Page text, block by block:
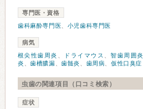
専門医・資格
歯科麻酔専門医、 小児歯科専門医
病気
根尖性歯周炎 、 ドライマウス 、智歯周囲炎
炎 、歯槽膿漏、歯髄炎 、 歯周病、仮性口臭症
虫歯の関連項目（口コミ検索）
症状